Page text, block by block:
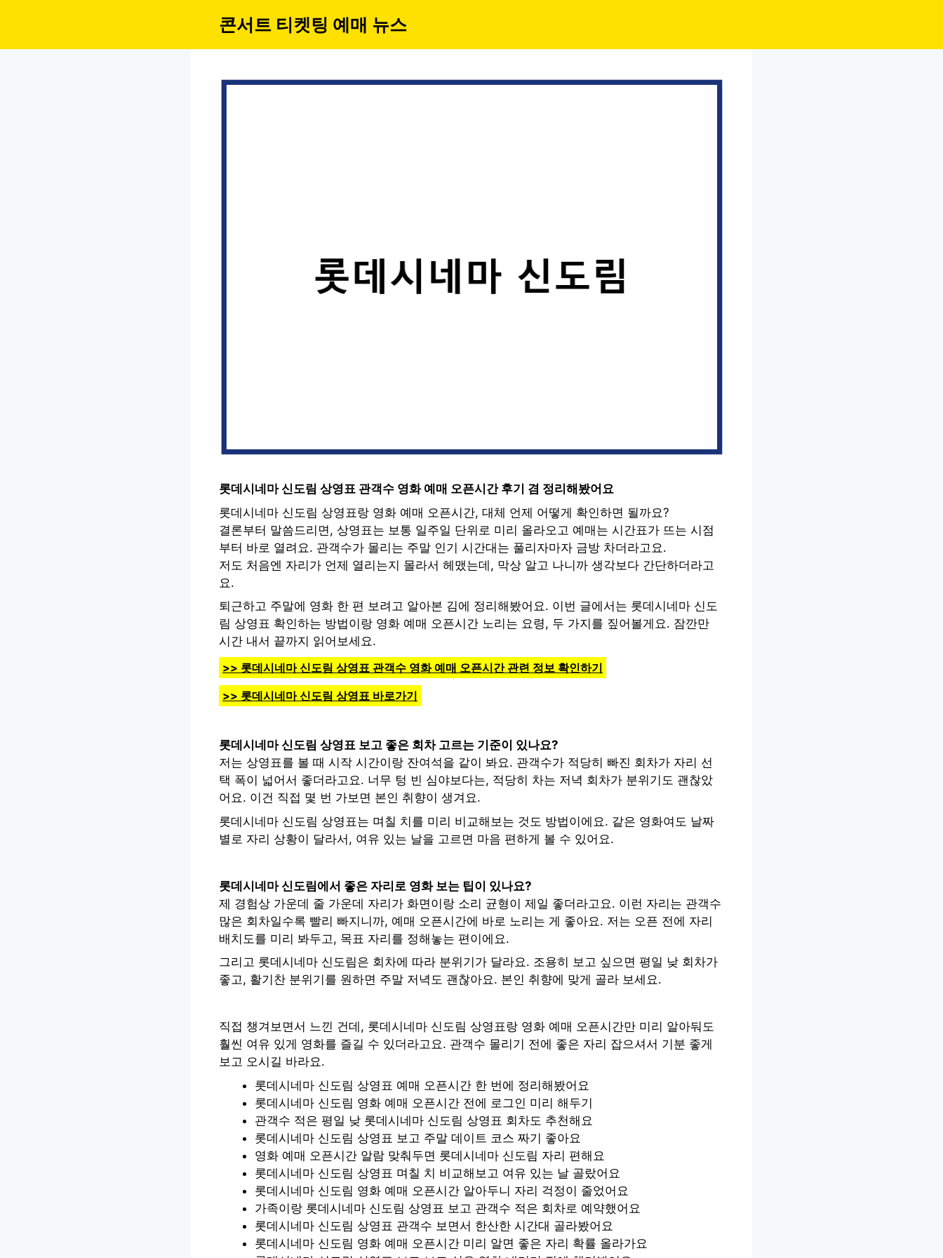
콘서트 티켓팅 예매 뉴스
롯데시네마 신도림 상영표 관객수 영화 예매 오픈시간 후기 겸 정리해봤어요
롯데시네마 신도림 상영표랑 영화 예매 오픈시간, 대체 언제 어떻게 확인하면 될까요?
결론부터 말씀드리면, 상영표는 보통 일주일 단위로 미리 올라오고 예매는 시간표가 뜨는 시점
부터 바로 열려요. 관객수가 몰리는 주말 인기 시간대는 풀리자마자 금방 차더라고요.
저도 처음엔 자리가 언제 열리는지 몰라서 헤맸는데, 막상 알고 나니까 생각보다 간단하더라고
요.
퇴근하고 주말에 영화 한 편 보려고 알아본 김에 정리해봤어요. 이번 글에서는 롯데시네마 신도
림 상영표 확인하는 방법이랑 영화 예매 오픈시간 노리는 요령, 두 가지를 짚어볼게요. 잠깐만
시간 내서 끝까지 읽어보세요.
>> 롯데시네마 신도림 상영표 관객수 영화 예매 오픈시간 관련 정보 확인하기
>> 롯데시네마 신도림 상영표 바로가기
롯데시네마 신도림 상영표 보고 좋은 회차 고르는 기준이 있나요?
저는 상영표를 볼 때 시작 시간이랑 잔여석을 같이 봐요. 관객수가 적당히 빠진 회차가 자리 선
택 폭이 넓어서 좋더라고요. 너무 텅 빈 심야보다는, 적당히 차는 저녁 회차가 분위기도 괜찮았
어요. 이건 직접 몇 번 가보면 본인 취향이 생겨요.
롯데시네마 신도림 상영표는 며칠 치를 미리 비교해보는 것도 방법이에요. 같은 영화여도 날짜
별로 자리 상황이 달라서, 여유 있는 날을 고르면 마음 편하게 볼 수 있어요.
롯데시네마 신도림에서 좋은 자리로 영화 보는 팁이 있나요?
제 경험상 가운데 줄 가운데 자리가 화면이랑 소리 균형이 제일 좋더라고요. 이런 자리는 관객수
많은 회차일수록 빨리 빠지니까, 예매 오픈시간에 바로 노리는 게 좋아요. 저는 오픈 전에 자리
배치도를 미리 봐두고, 목표 자리를 정해놓는 편이에요.
그리고 롯데시네마 신도림은 회차에 따라 분위기가 달라요. 조용히 보고 싶으면 평일 낮 회차가
좋고, 활기찬 분위기를 원하면 주말 저녁도 괜찮아요. 본인 취향에 맞게 골라 보세요.
직접 챙겨보면서 느낀 건데, 롯데시네마 신도림 상영표랑 영화 예매 오픈시간만 미리 알아둬도
훨씬 여유 있게 영화를 즐길 수 있더라고요. 관객수 몰리기 전에 좋은 자리 잡으셔서 기분 좋게
보고 오시길 바라요.
롯데시네마 신도림 상영표 예매 오픈시간 한 번에 정리해봤어요
롯데시네마 신도림 영화 예매 오픈시간 전에 로그인 미리 해두기
관객수 적은 평일 낮 롯데시네마 신도림 상영표 회차도 추천해요
롯데시네마 신도림 상영표 보고 주말 데이트 코스 짜기 좋아요
영화 예매 오픈시간 알람 맞춰두면 롯데시네마 신도림 자리 편해요
롯데시네마 신도림 상영표 며칠 치 비교해보고 여유 있는 날 골랐어요
롯데시네마 신도림 영화 예매 오픈시간 알아두니 자리 걱정이 줄었어요
가족이랑 롯데시네마 신도림 상영표 보고 관객수 적은 회차로 예약했어요
롯데시네마 신도림 상영표 관객수 보면서 한산한 시간대 골라봤어요
롯데시네마 신도림 영화 예매 오픈시간 미리 알면 좋은 자리 확률 올라가요